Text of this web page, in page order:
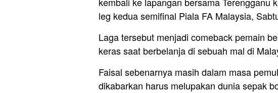
leg kedua semifinal Piala FA Malaysia,
Laga tersebut menjadi comeback pemain
keras saat berbelanja di sebuah mal di
Faisal sebenarnya masih dalam masa
dikabarkan harus melupakan dunia sepak